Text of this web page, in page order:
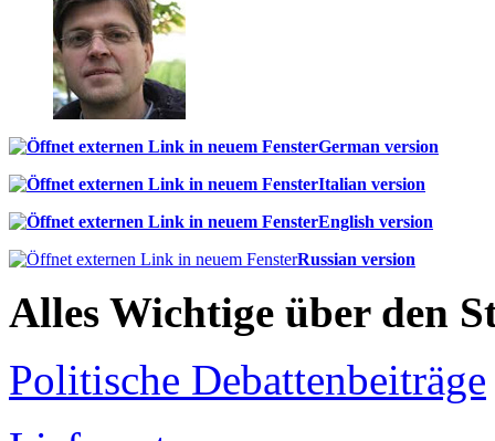
German version
Italian version
English version
Russian version
Alles Wichtige über den
Politische Debattenbeiträge